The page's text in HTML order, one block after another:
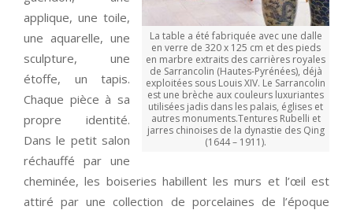
La table a été fabriquée avec une dalle
en verre de 320 x 125 cm et des pieds
en marbre extraits des carrières royales
de Sarrancolin (Hautes-Pyrénées), déjà
exploitées sous Louis XIV. Le Sarrancolin
est une brèche aux couleurs luxuriantes
utilisées jadis dans les palais, églises et
autres monuments.Tentures Rubelli et
jarres chinoises de la dynastie des Qing
(1644 – 1911).
applique, une toile,
une aquarelle, une
sculpture, une
étoffe, un tapis.
Chaque pièce à sa
propre identité.
Dans le petit salon
réchauffé par une
cheminée, les boiseries habillent les murs et l’œil est
attiré par une collection de porcelaines de l’époque